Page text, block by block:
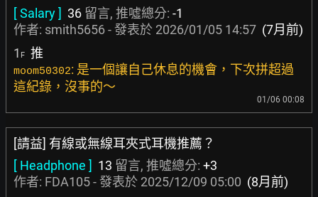
[ Salary ] 36 留言, 推噓總分: -1
作者: smith5656- 發表於 2026/01/05 14:57 (7月前)
1 F 推
moom50302: 是一個讓自己休息的機會，下次拼超過
這紀錄，沒事的～
01/06 00:08
[請益] 有線或無線耳夾式耳機推薦？
[ Headphone ] 13 留言, 推噓總分: +3
作者: FDA105- 發表於 2025/12/09 05:00 (8月前)